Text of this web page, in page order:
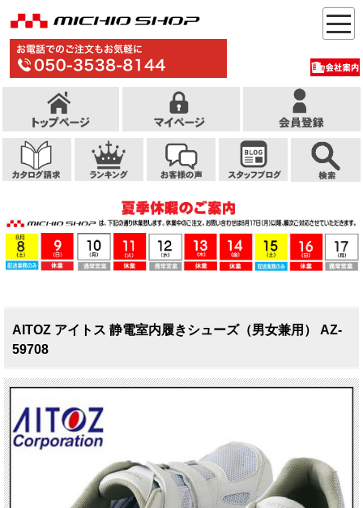
AITOZ アイトス 静電室内履きシューズ（男女兼用） AZ-
59708